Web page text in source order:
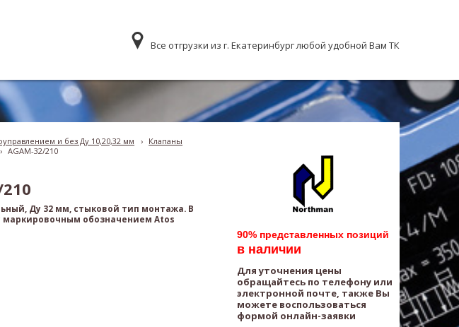
Все отгрузки из г. Екатеринбург любой удобной Вам ТК
и без Ду 10,20,32 мм ›
Клапаны
› AGAM-32/210
Ду 32 мм, стыковой тип монтажа. В
маркировочным обозначением Atos
90% представленных позиций
в наличии
Для уточнения цены
обращайтесь по телефону или
электронной почте, также Вы
можете воспользоваться
формой онлайн-заявки